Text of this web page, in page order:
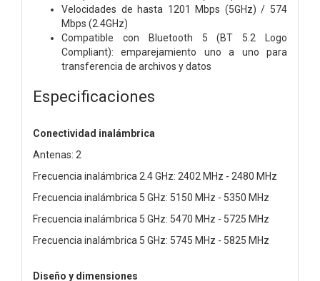
Velocidades de hasta 1201 Mbps (5GHz) / 574
Mbps (2.4GHz)
Compatible con Bluetooth 5 (BT 5.2 Logo
Compliant): emparejamiento uno a uno para
transferencia de archivos y datos
Especificaciones
Conectividad inalámbrica
Antenas: 2
Frecuencia inalámbrica 2.4 GHz: 2402 MHz - 2480 MHz
Frecuencia inalámbrica 5 GHz: 5150 MHz - 5350 MHz
Frecuencia inalámbrica 5 GHz: 5470 MHz - 5725 MHz
Frecuencia inalámbrica 5 GHz: 5745 MHz - 5825 MHz
Diseño y dimensiones